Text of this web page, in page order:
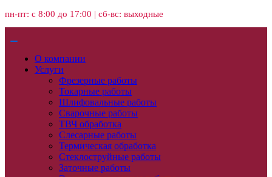
пн-пт: с 8:00 до 17:00 | сб-вс: выходные
О компании
Услуги
Фрезерные работы
Токарные работы
Шлифовальные работы
Сварочные работы
ТВЧ обработка
Слесарные работы
Термическая обработка
Стеклоструйные работы
Заточные работы